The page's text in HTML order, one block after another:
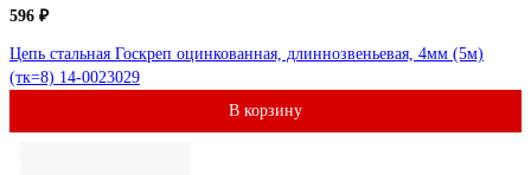
596 ₽
Цепь стальная Госкреп оцинкованная, длиннозвеньевая, 4мм (5м)
(тк=8) 14-0023029
В корзину